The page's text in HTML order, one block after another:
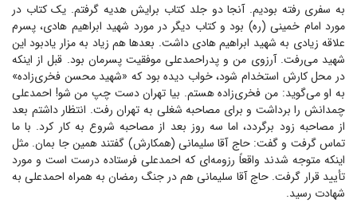
به سفری رفته بودیم. آنجا دو جلد کتاب برایش هدیه گرفتم. یک کتاب در
مورد امام خمینی (ره) بود و کتاب دیگر در مورد شهید ابراهیم هادی، پسرم
علاقه زیادی به شهید ابراهیم هادی داشت. بعد‌ها هم زیاد به مزار یادبود این
شهید می‌رفت. آرزوی من و پدراحمدعلی موفقیت پسرمان بود. قبل از اینکه
در محل کارش استخدام شود، خواب دیده بود که «شهید محسن فخری‌زاده»
به او می‌گوید: من فخری‌زاده هستم. بیا تهران دست چپ من شو! احمدعلی
چمدانش را برداشت و برای مصاحبه شغلی به تهران رفت. انتظار داشتم بعد
از مصاحبه زود برگردد، اما سه روز بعد از مصاحبه شروع به کار کرد. با ما
تماس گرفت و گفت: حاج آقا سلیمانی (همکارش) گفتند همین جا بمان. مثل
اینکه متوجه شدند واقعاً رزومه‌ای که احمد‌علی فرستاده درست است و مورد
تأیید قرار گرفت. حاج آقا سلیمانی هم در جنگ رمضان به همراه احمد‌علی به
شهادت رسید.